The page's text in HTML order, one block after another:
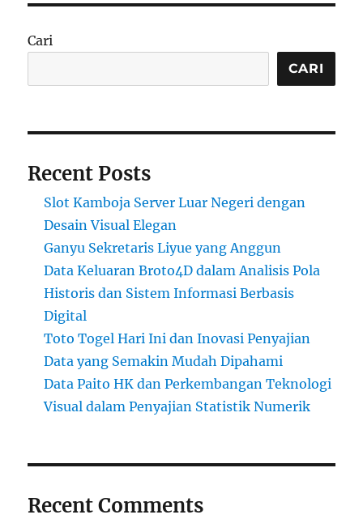
Cari
CARI
Recent Posts
Slot Kamboja Server Luar Negeri dengan
Desain Visual Elegan
Ganyu Sekretaris Liyue yang Anggun
Data Keluaran Broto4D dalam Analisis Pola
Historis dan Sistem Informasi Berbasis
Digital
Toto Togel Hari Ini dan Inovasi Penyajian
Data yang Semakin Mudah Dipahami
Data Paito HK dan Perkembangan Teknologi
Visual dalam Penyajian Statistik Numerik
Recent Comments